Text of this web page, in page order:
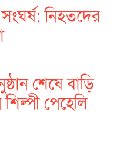
নিহতদের
শেষে বাড়ি
পেহেলি